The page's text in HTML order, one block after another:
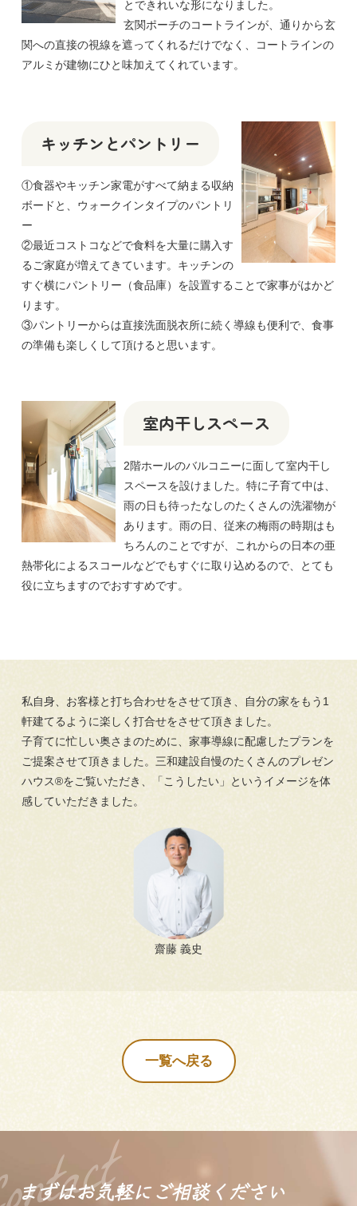
とできれいな形になりました。
玄関ポーチのコートラインが、通りから玄
関への直接の視線を遮ってくれるだけでなく、コートラインの
アルミが建物にひと味加えてくれています。
キッチンとパントリー
①食器やキッチン家電がすべて納まる収納
ボードと、ウォークインタイプのパントリ
ー
②最近コストコなどで食料を大量に購入す
るご家庭が増えてきています。キッチンの
すぐ横にパントリー（食品庫）を設置することで家事がはかど
ります。
③パントリーからは直接洗面脱衣所に続く導線も便利で、食事
の準備も楽しくして頂けると思います。
室内干しスペース
2階ホールのバルコニーに面して室内干し
スペースを設けました。特に子育て中は、
雨の日も待ったなしのたくさんの洗濯物が
あります。雨の日、従来の梅雨の時期はも
ちろんのことですが、これからの日本の亜
熱帯化によるスコールなどでもすぐに取り込めるので、とても
役に立ちますのでおすすめです。
私自身、お客様と打ち合わせをさせて頂き、自分の家をもう1
軒建てるように楽しく打合せをさせて頂きました。
子育てに忙しい奥さまのために、家事導線に配慮したプランを
ご提案させて頂きました。三和建設自慢のたくさんのプレゼン
ハウス®をご覧いただき、「こうしたい」というイメージを体
感していただきました。
齋藤 義史
一覧へ戻る
まずはお気軽にご相談ください